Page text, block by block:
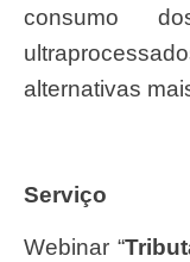
consumo
alternativas
Serviço
Webinar “